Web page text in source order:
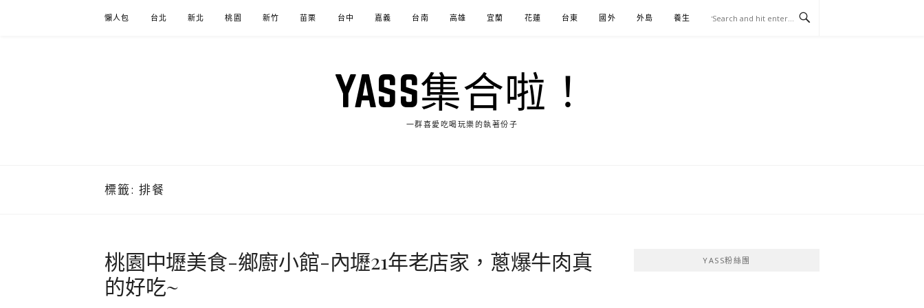
懶人包 台北 新北 桃園 新竹 苗栗 台中 嘉義 台南 高雄 宜蘭 花蓮 台東 國外 外島 養生 伴手禮
YASS集合啦！
一群喜愛吃喝玩樂的執著份子
標籤: 排餐
桃園中壢美食-鄉廚小館-內壢21年老店家，蔥爆牛肉真
的好吃~
YASS粉絲團